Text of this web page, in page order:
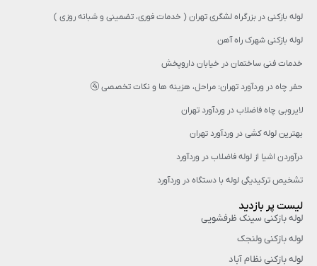
لوله بازکنی در بزرگراه لشگری تهران ( خدمات فوری، تضمینی و شبانه روزی )
لوله بازکنی شهرک راه آهن
خدمات فنی ساختمان در خیابان داروپخش
حفر چاه در وردآورد تهران: مراحل، هزینه‌ ها و نکات تخصصی 🚰
لایروبی چاه فاضلاب در وردآورد تهران
بهترین لوله کشی در وردآورد تهران
درآوردن اشیا از لوله فاضلاب در وردآورد
تشخیص ترکیدیگی لوله با دستگاه در وردآورد
لیست پر بازدید
لوله بازکنی سینک ظرفشویی
لوله بازکنی ولنجک
لوله بازکنی نظام آباد